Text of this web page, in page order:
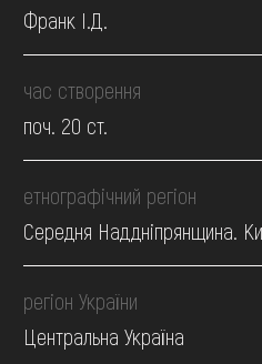
Франк І.Д.
час створення
поч. 20 ст.
етнографічний регіон
Середня Наддніпрянщина.
регіон України
Центральна Україна